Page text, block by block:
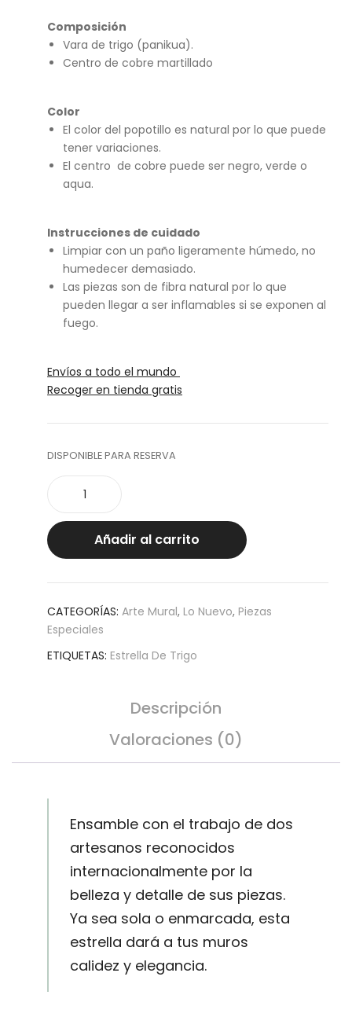
Composición
Vara de trigo (panikua).
Centro de cobre martillado
Color
El color del popotillo es natural por lo que puede
tener variaciones.
El centro de cobre puede ser negro, verde o
aqua.
Instrucciones de cuidado
Limpiar con un paño ligeramente húmedo, no
humedecer demasiado.
Las piezas son de fibra natural por lo que
pueden llegar a ser inflamables si se exponen al
fuego.
Envíos a todo el mundo
Recoger en tienda gratis
DISPONIBLE PARA RESERVA
Koki
JC
cantidadAñadir al carrito
CATEGORÍAS: Arte Mural, Lo Nuevo, Piezas
Especiales
ETIQUETAS: Estrella De Trigo
Descripción
Valoraciones (0)
Ensamble con el trabajo de dos
artesanos reconocidos
internacionalmente por la
belleza y detalle de sus piezas.
Ya sea sola o enmarcada, esta
estrella dará a tus muros
calidez y elegancia.